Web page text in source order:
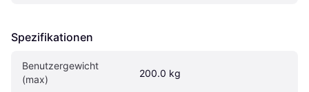
Spezifikationen
Benutzergewicht
(max)
200.0 kg